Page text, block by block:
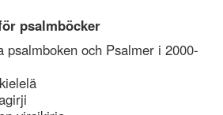
psalmböcker
psalmboken och Psalmer i 2000-